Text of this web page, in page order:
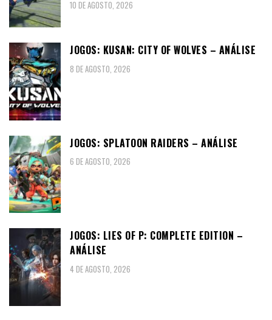
10 DE AGOSTO, 2026
JOGOS: KUSAN: CITY OF WOLVES – ANÁLISE
8 DE AGOSTO, 2026
JOGOS: SPLATOON RAIDERS – ANÁLISE
6 DE AGOSTO, 2026
JOGOS: LIES OF P: COMPLETE EDITION –
ANÁLISE
4 DE AGOSTO, 2026